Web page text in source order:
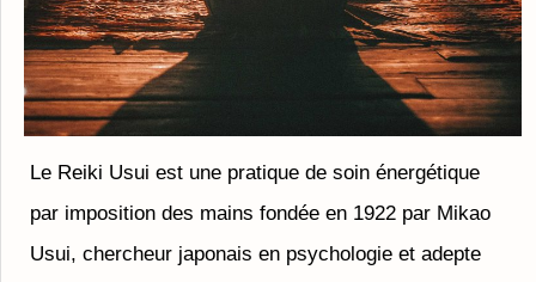
Le Reiki Usui est une pratique de soin énergétique
par imposition des mains fondée en 1922 par Mikao
Usui, chercheur japonais en psychologie et adepte